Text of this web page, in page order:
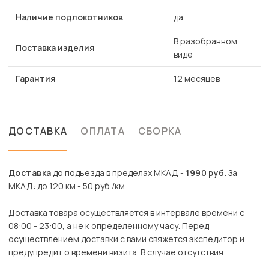
Наличие подлокотников да
Поставка изделия
В разобранном
виде
Гарантия 12 месяцев
ДОСТАВКА ОПЛАТА СБОРКА
Доставкадо подъезда в пределах МКАД - 1990 руб. За
МКАД: до 120 км - 50 руб./км
Доставка товара осуществляется в интервале времени с
08:00 - 23:00, а не к определенному часу. Перед
осуществлением доставки с вами свяжется экспедитор и
предупредит о времени визита. В случае отсутствия